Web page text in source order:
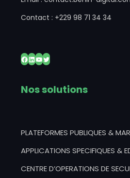
Contact : +229 98 71 34 34
Facebook
LinkedIn
YouTube
Twitter
Nos solutions
PLATEFORMES PUBLIQUES &
APPLICATIONS SPECIFIQUES &
CENTRE D’OPERATIONS DE